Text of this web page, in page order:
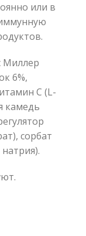
или в
Миллер
6%,
C (L-
камедь
сорбат